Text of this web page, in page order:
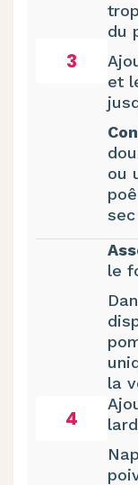
3
du
et
ou
4
le
la